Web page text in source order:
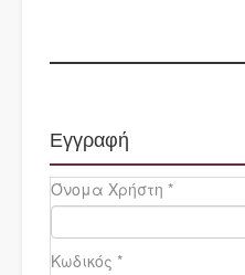
Εγγραφή
Όνομα Χρήστη *
Κωδικός *